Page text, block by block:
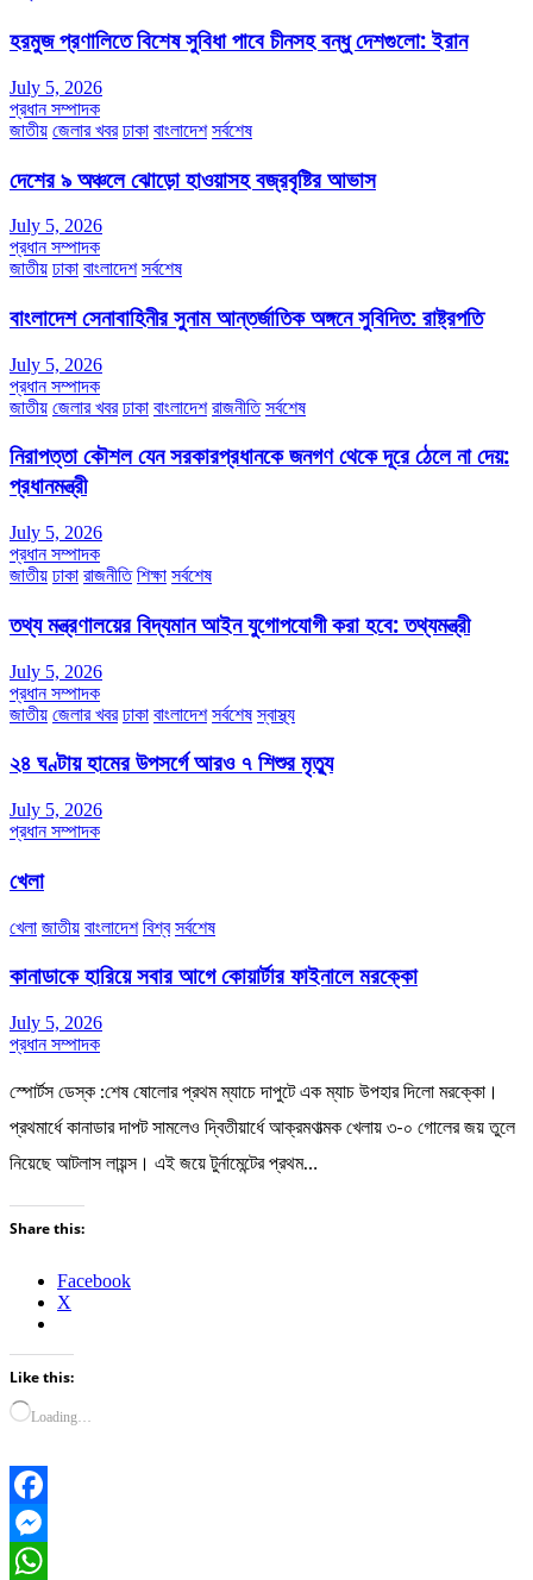
হরমুজ প্রণালিতে বিশেষ সুবিধা পাবে চীনসহ বন্ধু দেশগুলো: ইরান
July 5, 2026
প্রধান সম্পাদক
জাতীয় জেলার খবর ঢাকা বাংলাদেশ সর্বশেষ
দেশের ৯ অঞ্চলে ঝোড়ো হাওয়াসহ বজ্রবৃষ্টির আভাস
July 5, 2026
প্রধান সম্পাদক
জাতীয় ঢাকা বাংলাদেশ সর্বশেষ
বাংলাদেশ সেনাবাহিনীর সুনাম আন্তর্জাতিক অঙ্গনে সুবিদিত: রাষ্ট্রপতি
July 5, 2026
প্রধান সম্পাদক
জাতীয় জেলার খবর ঢাকা বাংলাদেশ রাজনীতি সর্বশেষ
নিরাপত্তা কৌশল যেন সরকারপ্রধানকে জনগণ থেকে দূরে ঠেলে না দেয়:
প্রধানমন্ত্রী
July 5, 2026
প্রধান সম্পাদক
জাতীয় ঢাকা রাজনীতি শিক্ষা সর্বশেষ
তথ্য মন্ত্রণালয়ের বিদ্যমান আইন যুগোপযোগী করা হবে: তথ্যমন্ত্রী
July 5, 2026
প্রধান সম্পাদক
জাতীয় জেলার খবর ঢাকা বাংলাদেশ সর্বশেষ স্বাস্থ্য
২৪ ঘণ্টায় হামের উপসর্গে আরও ৭ শিশুর মৃত্যু
July 5, 2026
প্রধান সম্পাদক
খেলা
খেলা জাতীয় বাংলাদেশ বিশ্ব সর্বশেষ
কানাডাকে হারিয়ে সবার আগে কোয়ার্টার ফাইনালে মরক্কো
July 5, 2026
প্রধান সম্পাদক
স্পোর্টস ডেস্ক :শেষ ষোলোর প্রথম ম্যাচে দাপুটে এক ম্যাচ উপহার দিলো মরক্কো।
প্রথমার্ধে কানাডার দাপট সামলেও দ্বিতীয়ার্ধে আক্রমণাত্মক খেলায় ৩-০ গোলের জয় তুলে
নিয়েছে আটলাস লায়ন্স। এই জয়ে টুর্নামেন্টের প্রথম…
Share this:
Facebook
X
Like this:
Loading…
Facebook
Messenger